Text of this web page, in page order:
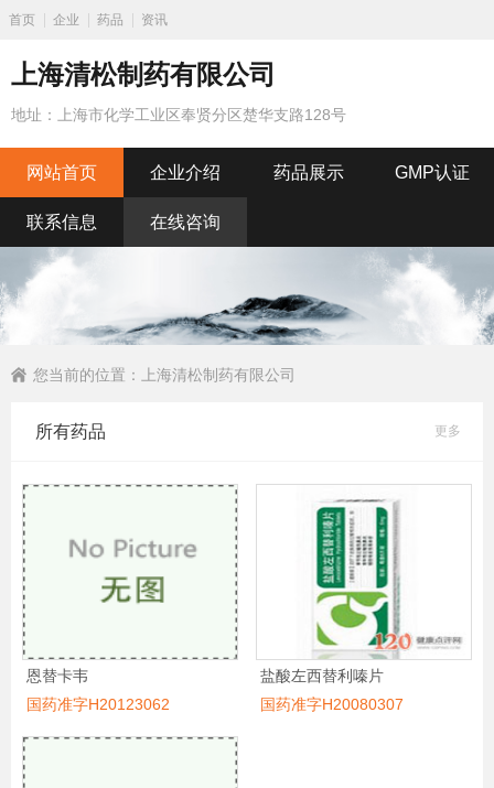
首页 企业 药品 资讯
上海清松制药有限公司
地址：上海市化学工业区奉贤分区楚华支路128号
网站首页 企业介绍 药品展示 GMP认证
联系信息 在线咨询
您当前的位置： 上海清松制药有限公司
所有药品 更多
恩替卡韦
国药准字H20123062
盐酸左西替利嗪片
国药准字H20080307